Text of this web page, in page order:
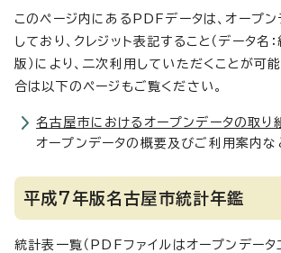
このページ内にあるPDFデータは、オープン
しており、クレジット表記すること（データ
版）により、二次利用していただくことが可
合は以下のページもご覧ください。
名古屋市におけるオープンデータの取り
オープンデータの概要及びご利用案内な
平成7年版名古屋市統計年鑑
統計表一覧（PDFファイルはオープンデータ